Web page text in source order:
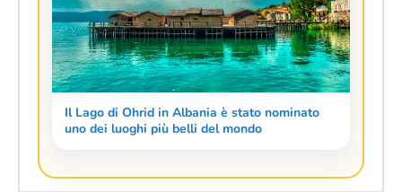
Il Lago di Ohrid in Albania è stato nominato
uno dei luoghi più belli del mondo